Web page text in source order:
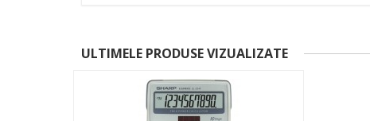
ULTIMELE PRODUSE VIZUALIZATE